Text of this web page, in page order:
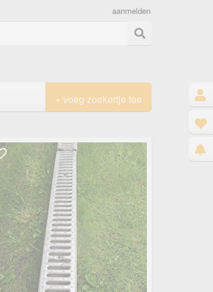
aanmelden
+ voeg zoekertje toe